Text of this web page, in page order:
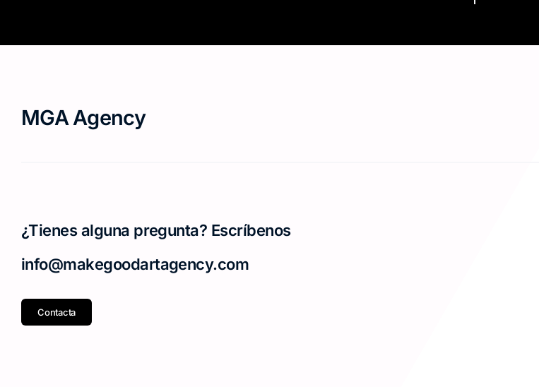
MGA Agency
¿Tienes alguna pregunta? Escríbenos
info@makegoodartagency.com
Contacta